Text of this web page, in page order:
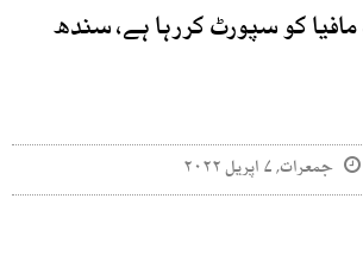
کو سپورٹ کررہا ہے، سندھ
جمعرات, ۷ اپریل ۲۰۲۲